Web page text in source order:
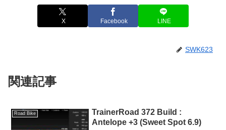
X Facebook LINE
SWK623
関連記事
Road Bike
TrainerRoad 372 Build :
Antelope +3 (Sweet Spot 6.9)